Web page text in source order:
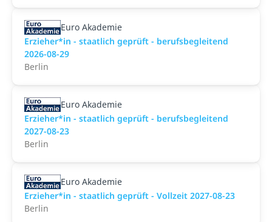
Euro Akademie
Erzieher*in - staatlich geprüft - berufsbegleitend
2026-08-29
Berlin
Euro Akademie
Erzieher*in - staatlich geprüft - berufsbegleitend
2027-08-23
Berlin
Euro Akademie
Erzieher*in - staatlich geprüft - Vollzeit 2027-08-23
Berlin